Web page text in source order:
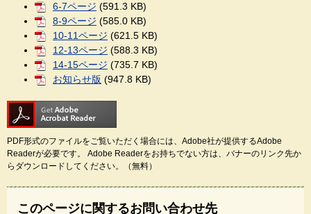
6-7ページ (591.3 KB)
8-9ページ (585.0 KB)
10-11ページ (621.5 KB)
12-13ページ (588.3 KB)
14-15ページ (735.7 KB)
お知らせ版 (947.8 KB)
PDF形式のファイルをご覧いただく場合には、Adobe社が提供するAdobe
Readerが必要です。
Adobe Readerをお持ちでない方は、バナーのリンク先か
らダウンロードしてください。（無料）
このページに関するお問い合わせ先